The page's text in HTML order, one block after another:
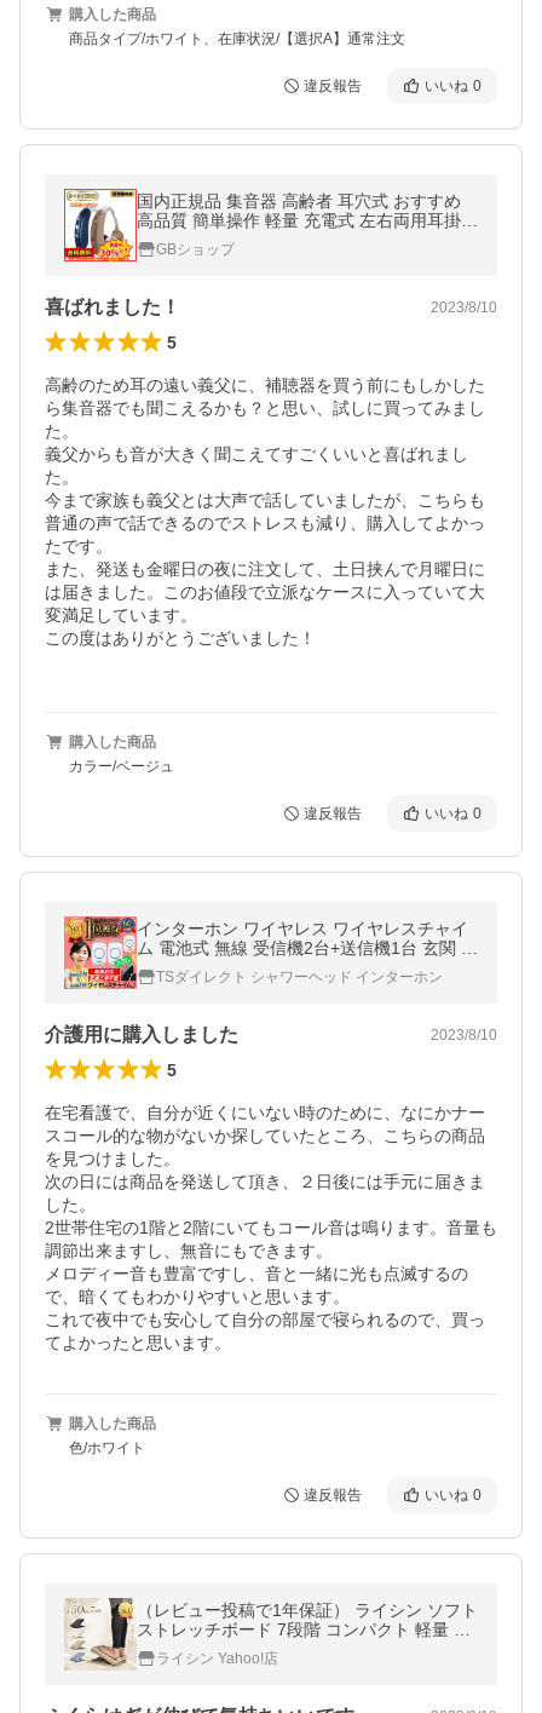
購入した商品
商品タイプ/ホワイト、在庫状況/【選択A】通常注文
違反報告 いいね 0
国内正規品 集音器 高齢者 耳穴式 おすすめ
高品質 簡単操作 軽量 充電式 左右両用耳掛け
タイプ ワイヤレス 耳掛け 3モード切替 ( G2
5 )GBショップ
喜ばれました！ 2023/8/10
5
高齢のため耳の遠い義父に、補聴器を買う前にもしかした
ら集音器でも聞こえるかも？と思い、試しに買ってみまし
た。
義父からも音が大きく聞こえてすごくいいと喜ばれまし
た。
今まで家族も義父とは大声で話していましたが、こちらも
普通の声で話できるのでストレスも減り、購入してよかっ
たです。
また、発送も金曜日の夜に注文して、土日挟んで月曜日に
は届きました。このお値段で立派なケースに入っていて大
変満足しています。
この度はありがとうございました！
購入した商品
カラー/ベージュ
違反報告 いいね 0
インターホン ワイヤレス ワイヤレスチャイ
ム 電池式 無線 受信機2台+送信機1台 玄関 ド
アホン ドアチャイム ドアフォン ドアベル 呼
び鈴 プレゼント
TSダイレクト シャワーヘッド インターホン
介護用に購入しました 2023/8/10
5
在宅看護で、自分が近くにいない時のために、なにかナー
スコール的な物がないか探していたところ、こちらの商品
を見つけました。
次の日には商品を発送して頂き、２日後には手元に届きま
した。
2世帯住宅の1階と2階にいてもコール音は鳴ります。音量も
調節出来ますし、無音にもできます。
メロディー音も豊富ですし、音と一緒に光も点滅するの
で、暗くてもわかりやすいと思います。
これで夜中でも安心して自分の部屋で寝られるので、買っ
てよかったと思います。
購入した商品
色/ホワイト
違反報告 いいね 0
（レビュー投稿で1年保証） ライシン ソフト
ストレッチボード 7段階 コンパクト 軽量 耐
荷重 150kg 爆買
ライシン Yahoo!店